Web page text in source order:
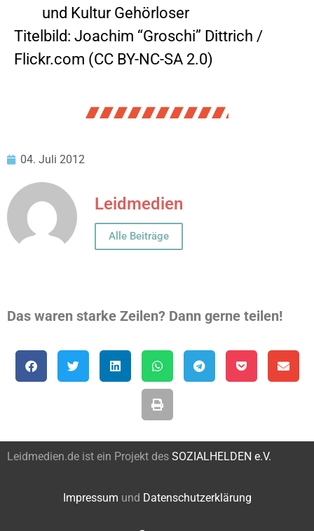
und Kultur Gehörloser
Titelbild: Joachim “Groschi” Dittrich /
Flickr.com (CC BY-NC-SA 2.0)
04. Juli 2012
Leidmedien
Alle Beiträge
Das waren starke Zeilen? Dann gerne teilen!
Leidmedien.de ist ein Projekt des SOZIALHELDEN e.V.
Impressum und Datenschutzerklärung